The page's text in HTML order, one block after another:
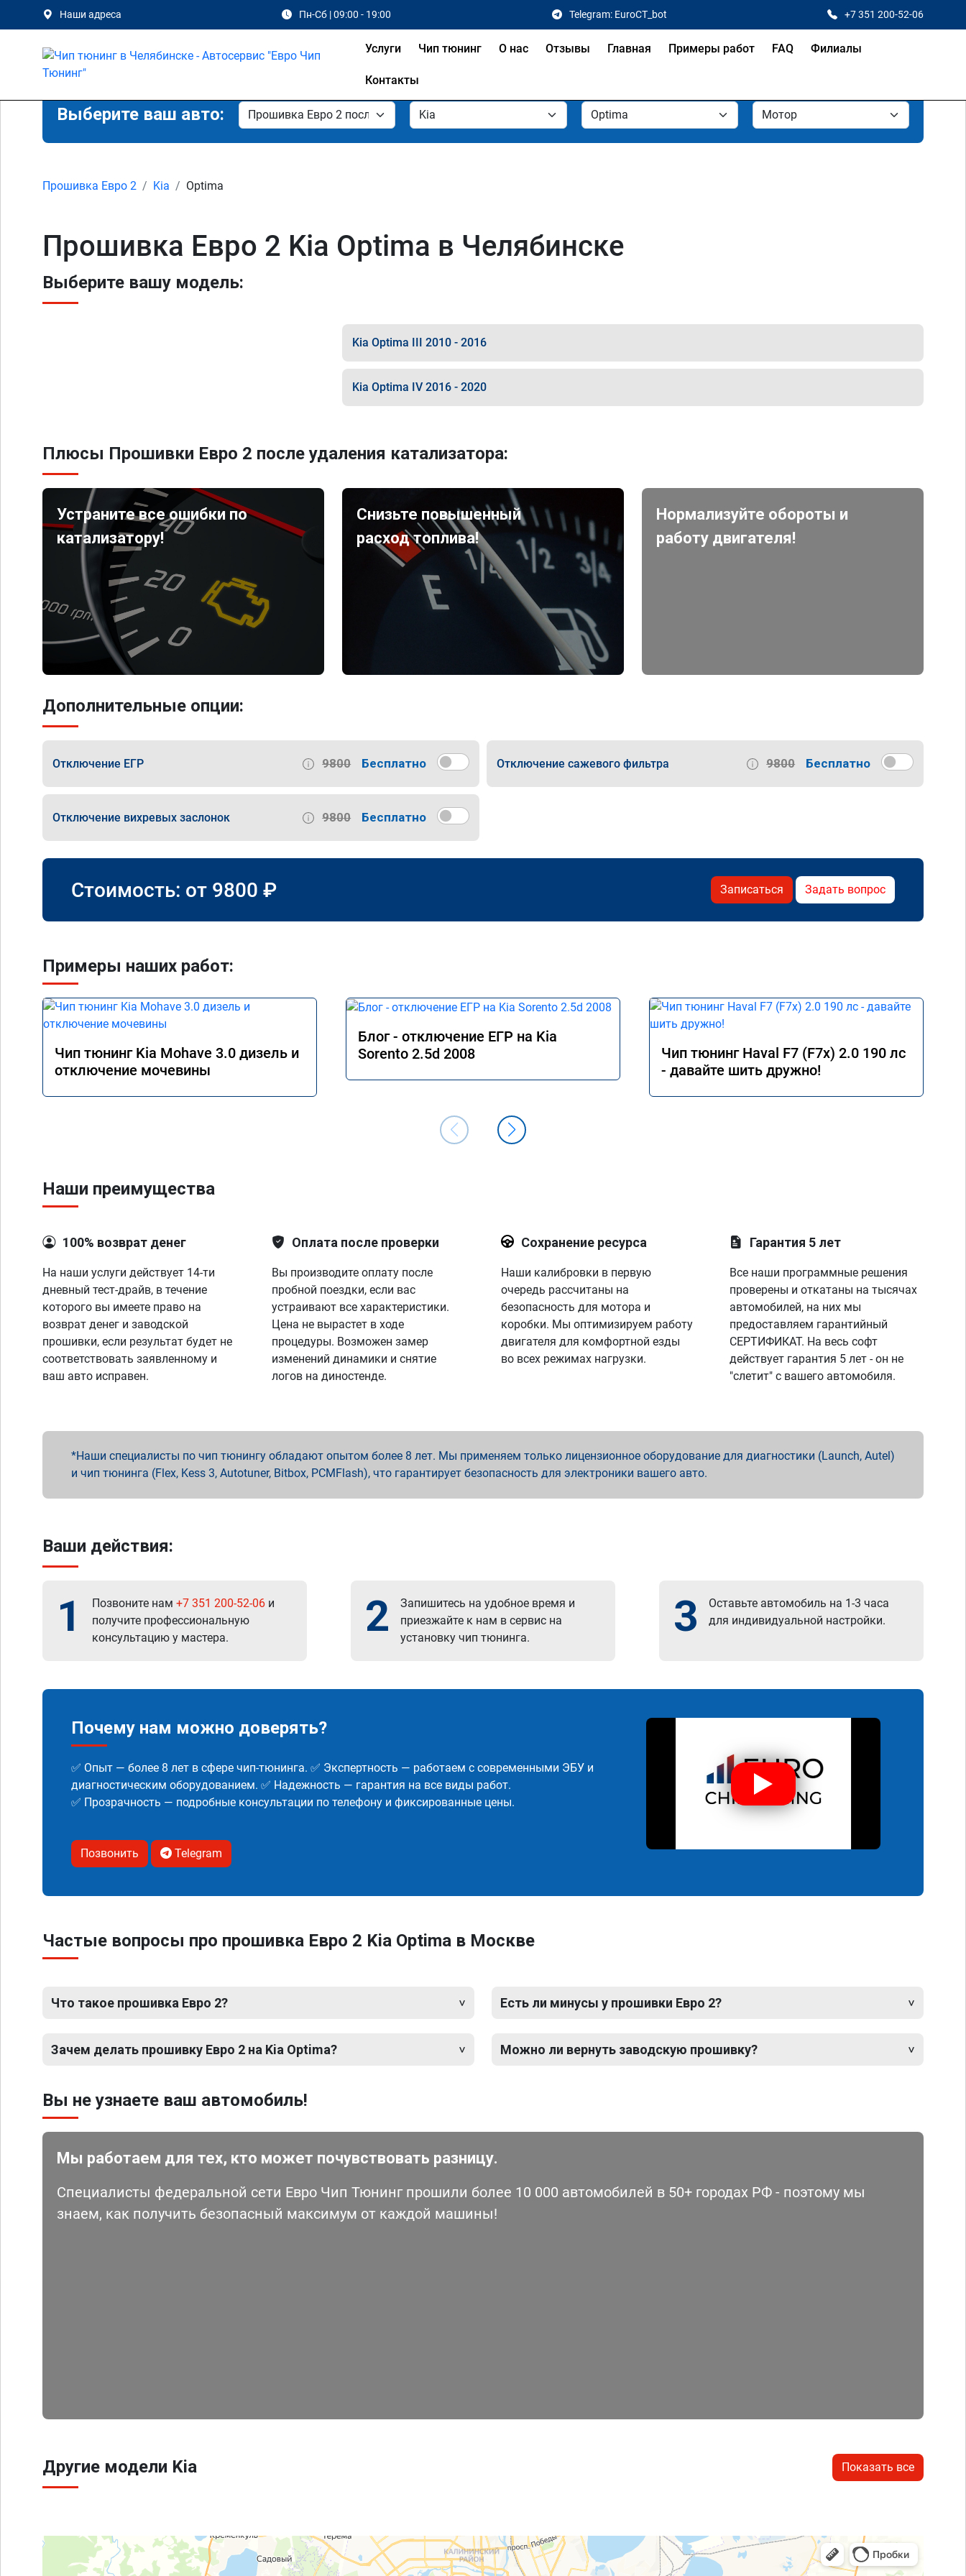
Наши адреса Пн-Сб | 09:00 - 19:00 Telegram: EuroCT_bot +7 351 200-52-06
Услуги Чип тюнинг О нас Отзывы Главная Примеры работ FAQ Филиалы
Контакты
Выберите ваш авто:
Прошивка Евро 2 Kia Optima
Прошивка Евро 2 Kia Optima в Челябинске
Выберите вашу модель:
Kia Optima III 2010 - 2016
Kia Optima IV 2016 - 2020
Плюсы Прошивки Евро 2 после удаления катализатора:
Устраните все ошибки по
катализатору!
Снизьте повышенный
расход топлива!
Нормализуйте обороты и
работу двигателя!
Дополнительные опции:
Отключение ЕГР 9800 Бесплатно Отключение сажевого фильтра 9800 Бесплатно
Отключение вихревых заслонок 9800 Бесплатно
Стоимость: от 9800 ₽ Записаться Задать вопрос
Примеры наших работ:
Чип тюнинг Kia Mohave 3.0 дизель и
отключение мочевины
Блог - отключение ЕГР на Kia
Sorento 2.5d 2008
Чип тюнинг Haval F7 (F7x) 2.0 190 лс
- давайте шить дружно!
Наши преимущества
100% возврат денег
На наши услуги действует 14-ти
дневный тест-драйв, в течение
которого вы имеете право на
возврат денег и заводской
прошивки, если результат будет не
соответствовать заявленному и
ваш авто исправен.
Оплата после проверки
Вы производите оплату после
пробной поездки, если вас
устраивают все характеристики.
Цена не вырастет в ходе
процедуры. Возможен замер
изменений динамики и снятие
логов на диностенде.
Сохранение ресурса
Наши калибровки в первую
очередь рассчитаны на
безопасность для мотора и
коробки. Мы оптимизируем работу
двигателя для комфортной езды
во всех режимах нагрузки.
Гарантия 5 лет
Все наши программные решения
проверены и откатаны на тысячах
автомобилей, на них мы
предоставляем гарантийный
СЕРТИФИКАТ. На весь софт
действует гарантия 5 лет - он не
"слетит" с вашего автомобиля.
Наши специалисты по чип тюнингу обладают опытом более 8 лет. Мы применяем только лицензионное оборудование для диагностики (Launch, Autel)
и чип тюнинга (Flex, Kess 3, Autotuner, Bitbox, PCMFlash), что гарантирует безопасность для электроники вашего авто.
Ваши действия:
1 Позвоните нам +7 351 200-52-06 и
получите профессиональную
консультацию у мастера.
2
Запишитесь на удобное время и
приезжайте к нам в сервис на
установку чип тюнинга.
3
Оставьте автомобиль на 1-3 часа
для индивидуальной настройки.
Почему нам можно доверять?
✅ Опыт — более 8 лет в сфере чип-тюнинга. ✅ Экспертность — работаем с современными ЭБУ и
диагностическим оборудованием. ✅ Надежность — гарантия на все виды работ.
✅ Прозрачность — подробные консультации по телефону и фиксированные цены.
Позвонить Telegram
Частые вопросы про прошивка Евро 2 Kia Optima в Москве
Что такое прошивка Евро 2?
Зачем делать прошивку Евро 2 на Kia Optima?
Есть ли минусы у прошивки Евро 2?
Можно ли вернуть заводскую прошивку?
Вы не узнаете ваш автомобиль!
Мы работаем для тех, кто может почувствовать разницу.
Специалисты федеральной сети Евро Чип Тюнинг прошили более 10 000 автомобилей в 50+ городах РФ - поэтому мы
знаем, как получить безопасный максимум от каждой машины!
Другие модели Kia Показать все